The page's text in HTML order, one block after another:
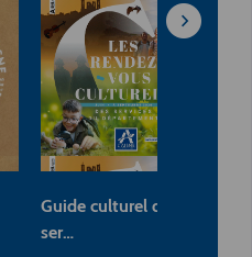
Guide culturel des
ser…